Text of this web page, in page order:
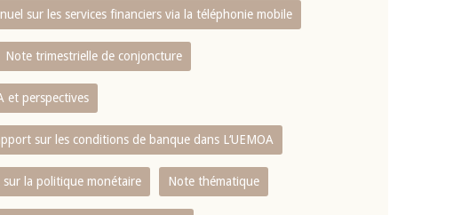
sur les services financiers via la téléphonie mobile
Note trimestrielle de conjoncture
et perspectives
sur les conditions de banque dans L‘UEMOA
sur la politique monétaire Note thématique